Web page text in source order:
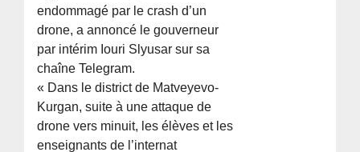
endommagé par le crash d’un
drone, a annoncé le gouverneur
par intérim Iouri Slyusar sur sa
chaîne Telegram.
« Dans le district de Matveyevo-
Kurgan, suite à une attaque de
drone vers minuit, les élèves et les
enseignants de l’internat